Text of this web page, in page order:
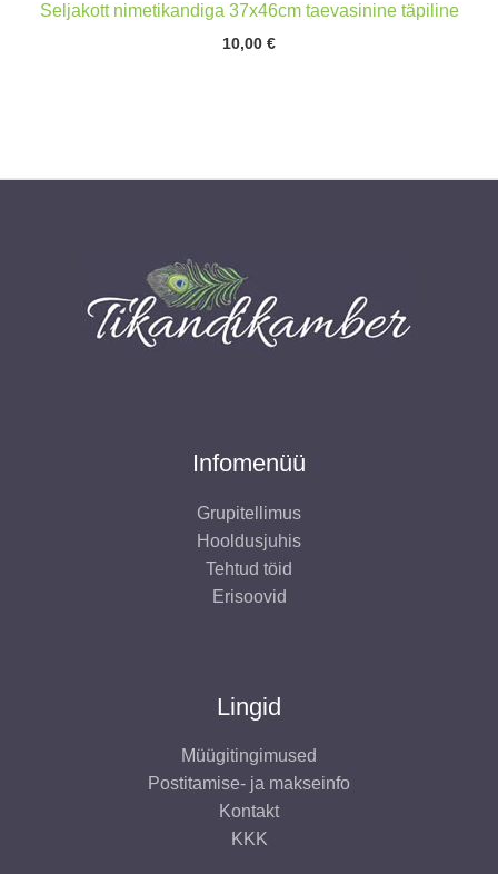
Seljakott nimetikandiga 37x46cm taevasinine täpiline
10,00 €
Infomenüü
Grupitellimus
Hooldusjuhis
Tehtud töid
Erisoovid
Lingid
Müügitingimused
Postitamise- ja makseinfo
Kontakt
KKK